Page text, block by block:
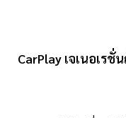
CarPlay เจเนอเรชั่